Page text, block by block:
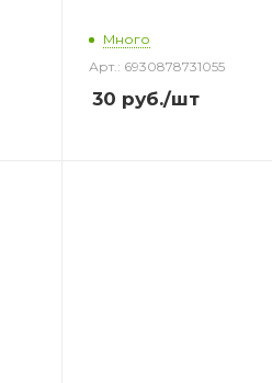
Много
Арт.: 6930878731055
30 руб./шт